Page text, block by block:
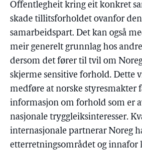
Offentlegheit kring eit konkret
skade tillitsforholdet ovanfor
samarbeidspart. Det kan også
meir generelt grunnlag hos
dersom det fører til tvil om
skjerme sensitive forhold. Dette
medføre at norske styresmakter
informasjon om forhold som er
nasjonale tryggleiksinteresser.
internasjonale partnerar Noreg
etterretningsområdet og innafor